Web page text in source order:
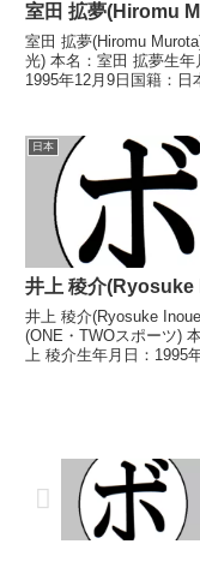
室田 拡夢(Hiromu
室田 拡夢(Hiromu
光) 本名：室田 拡夢生年
1995年12月9日国籍：日
2016/04/28 ○1RTKO
(協栄山神)2016/...
日本
井上 稜介(Ryosuke
井上 稜介(Ryosuke
(ONE・TWOスポーツ)
上 稜介生年月日：1995